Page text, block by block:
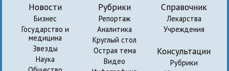
Новости
Бизнес
Государство и
медицина
Звезды
Наука
Рубрики
Репортаж
Аналитика
Круглый стол
Острая тема
Видео
Справочник
Лекарства
Учреждения
Консультации
Рубрики